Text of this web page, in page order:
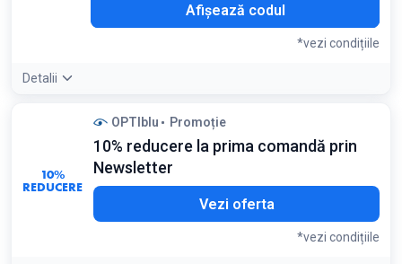
Afișează codul
*vezi condițiile
Detalii
Nu se aplică comenzilor de lentile de contact
10%
REDUCERE
OPTIblu Promoție
10% reducere la prima comandă prin
Newsletter
Vezi oferta
*vezi condițiile